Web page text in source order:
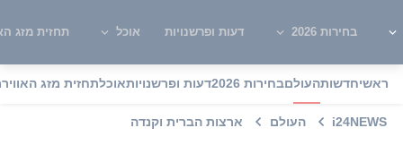
בחירות 2026 דעות ופרשנויות אוכל תחזית מזג
ראשיחדשותהעולםבחירות 2026 דעות ופרשנויותאוכלתחזית מזג האוויר
i24NEWS העולם ארצות הברית וקנדה